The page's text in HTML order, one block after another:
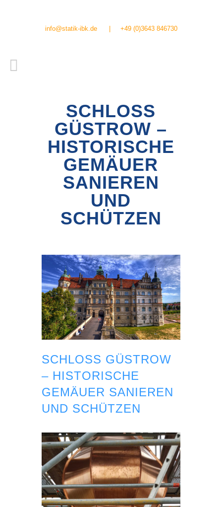
info@statik-ibk.de| +49 (0)3643 846730
SCHLOSS
GÜSTROW –
HISTORISCHE
GEMÄUER
SANIEREN
UND
SCHÜTZEN
SCHLOSS GÜSTROW
– HISTORISCHE
GEMÄUER SANIEREN
UND SCHÜTZEN